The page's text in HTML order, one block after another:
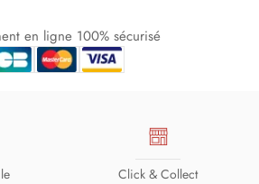
en ligne 100% sécurisé
Click & Collect